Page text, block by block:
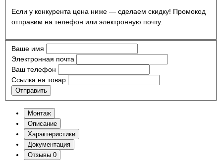
Если у конкурента цена ниже — сделаем скидку! Промокод
отправим на телефон или электронную почту.
Ваше имя
Электронная почта
Ваш телефон
Ссылка на товар
Отправить
Монтаж
Описание
Характеристики
Документация
Отзывы 0